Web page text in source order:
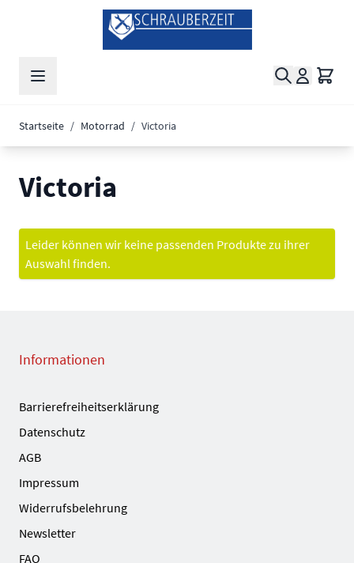
Zum Inhalt springen
Suche
Startseite / Motorrad / Victoria
Victoria
Leider können wir keine passenden Produkte zu ihrer
Auswahl finden.
Informationen
Barrierefreiheitserklärung
Datenschutz
AGB
Impressum
Widerrufsbelehrung
Newsletter
FAQ